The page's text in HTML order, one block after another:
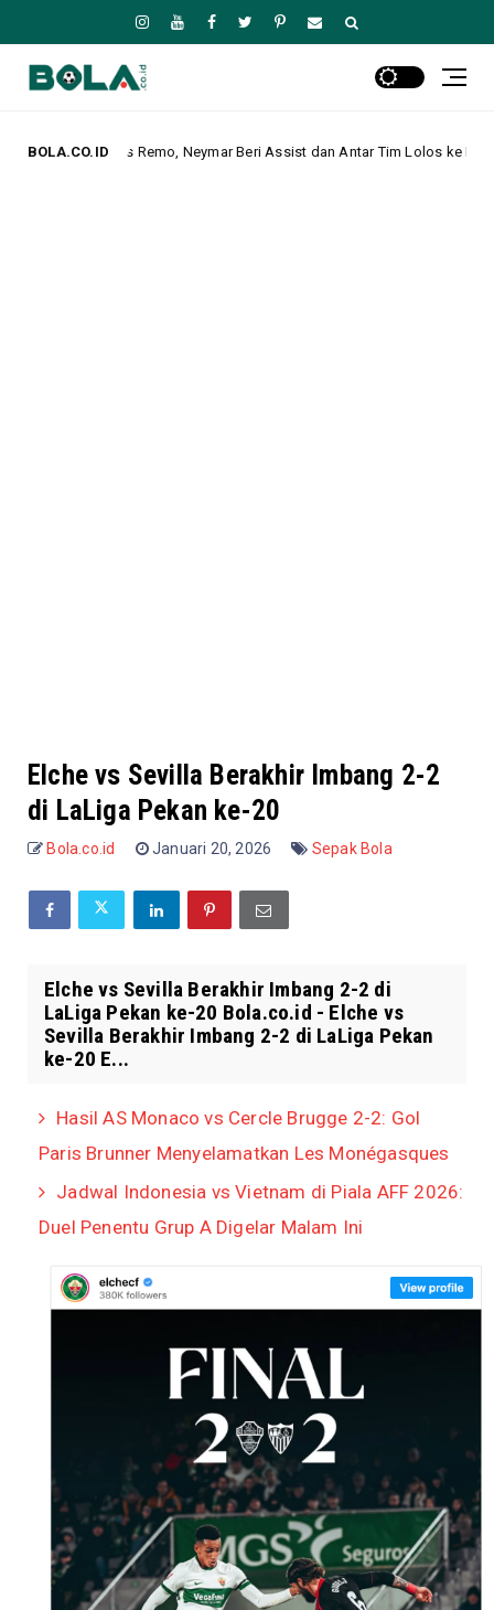
BOLA.CO.ID
Neymar Beri Assist dan Antar Tim Lolos ke Perempat Final Copa
Elche vs Sevilla Berakhir Imbang 2-2
di LaLiga Pekan ke-20
Bola.co.id Januari 20, 2026 Sepak Bola
Elche vs Sevilla Berakhir Imbang 2-2 di
LaLiga Pekan ke-20 Bola.co.id - Elche vs
Sevilla Berakhir Imbang 2-2 di LaLiga Pekan
ke-20 E...
Hasil AS Monaco vs Cercle Brugge 2-2: Gol
Paris Brunner Menyelamatkan Les Monégasques
Jadwal Indonesia vs Vietnam di Piala AFF 2026:
Duel Penentu Grup A Digelar Malam Ini